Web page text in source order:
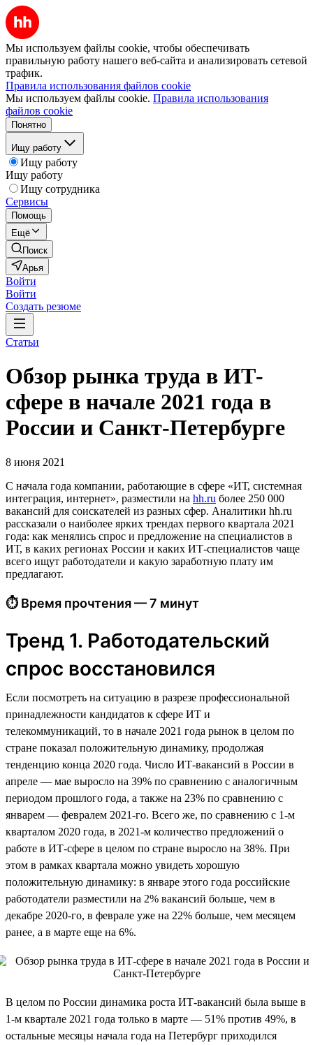
Мы используем файлы cookie, чтобы обеспечивать
правильную работу нашего веб-сайта и анализировать сетевой
трафик.
Правила использования файлов cookie
Мы используем файлы cookie. Правила использования
файлов cookie
Понятно
Ищу работу
Ищу работу
Ищу работу
Ищу сотрудника
Сервисы
Помощь
Ещё
Поиск
Арья
Войти
Войти
Создать резюме
Статьи
Обзор рынка труда в ИТ-
сфере в начале 2021 года в
России и Санкт-Петербурге
8 июня 2021
С начала года компании, работающие в сфере «ИТ, системная
интеграция, интернет», разместили на hh.ru более 250 000
вакансий для соискателей из разных сфер. Аналитики hh.ru
рассказали о наиболее ярких трендах первого квартала 2021
года: как менялись спрос и предложение на специалистов в
ИТ, в каких регионах России и каких ИТ-специалистов чаще
всего ищут работодатели и какую заработную плату им
предлагают.
⏱ Время прочтения — 7 минут
Тренд 1. Работодательский
спрос восстановился
Если посмотреть на ситуацию в разрезе профессиональной
принадлежности кандидатов к сфере ИТ и
телекоммуникаций, то в начале 2021 года рынок в целом по
стране показал положительную динамику, продолжая
тенденцию конца 2020 года. Число ИТ-вакансий в России в
апреле — мае выросло на 39% по сравнению с аналогичным
периодом прошлого года, а также на 23% по сравнению с
январем — февралем 2021-го. Всего же, по сравнению с 1-м
кварталом 2020 года, в 2021-м количество предложений о
работе в ИТ-сфере в целом по стране выросло на 38%. При
этом в рамках квартала можно увидеть хорошую
положительную динамику: в январе этого года российские
работодатели разместили на 2% вакансий больше, чем в
декабре 2020-го, в феврале уже на 22% больше, чем месяцем
ранее, а в марте еще на 6%.
В целом по России динамика роста ИТ-вакансий была выше в
1-м квартале 2021 года только в марте — 51% против 49%, в
остальные месяцы начала года на Петербург приходился